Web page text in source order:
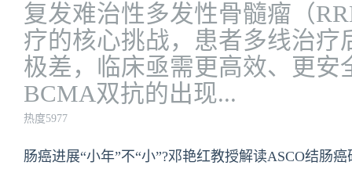
复发难治性多发性骨髓瘤（
疗的核心挑战，患者多线治疗
极差，临床亟需更高效、更安
BCMA双抗的出现...
热度5977
肠癌进展“小年”不“小”?邓艳红教授解读ASCO结肠